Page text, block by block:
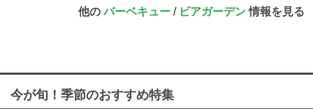
他のバーベキュー/ ビアガーデン情報を見る
今が旬！季節のおすすめ特集